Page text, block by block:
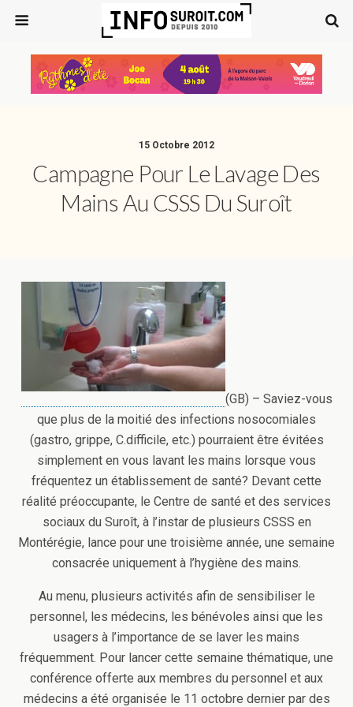
15 Octobre 2012
Campagne Pour Le Lavage Des
Mains Au CSSS Du Suroît
(GB) – Saviez-vous
que plus de la moitié des infections nosocomiales
(gastro, grippe, C.difficile, etc.) pourraient être évitées
simplement en vous lavant les mains lorsque vous
fréquentez un établissement de santé? Devant cette
réalité préoccupante, le Centre de santé et des services
sociaux du Suroît, à l’instar de plusieurs CSSS en
Montérégie, lance pour une troisième année, une semaine
consacrée uniquement à l’hygiène des mains.
Au menu, plusieurs activités afin de sensibiliser le
personnel, les médecins, les bénévoles ainsi que les
usagers à l’importance de se laver les mains
fréquemment. Pour lancer cette semaine thématique, une
conférence offerte aux membres du personnel et aux
médecins a été organisée le 11 octobre dernier par des